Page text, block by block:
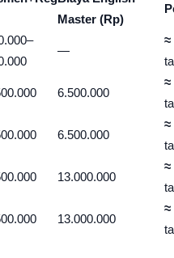
Master (Rp)
—
≈
6.500.000
≈
6.500.000
≈
13.000.000
≈
13.000.000
≈